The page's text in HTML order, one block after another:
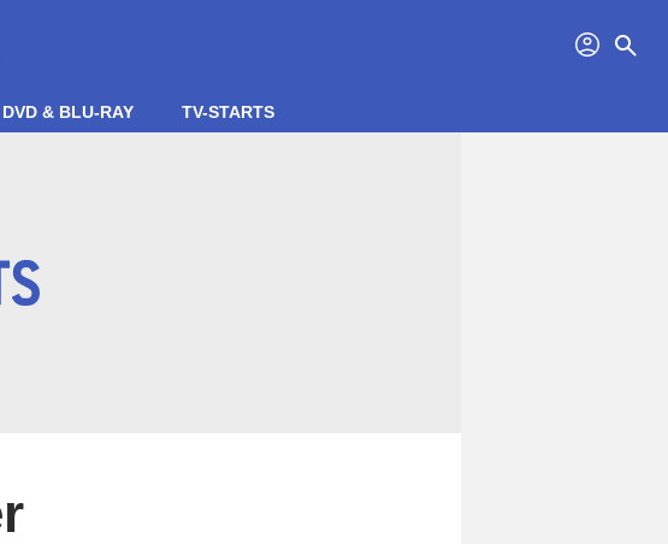
profil search
DVD & BLU-RAY TV-STARTS